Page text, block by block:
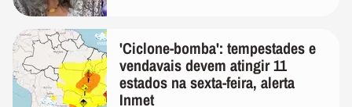
'Ciclone-bomba': tempestades e
vendavais devem atingir 11
estados na sexta-feira, alerta
Inmet